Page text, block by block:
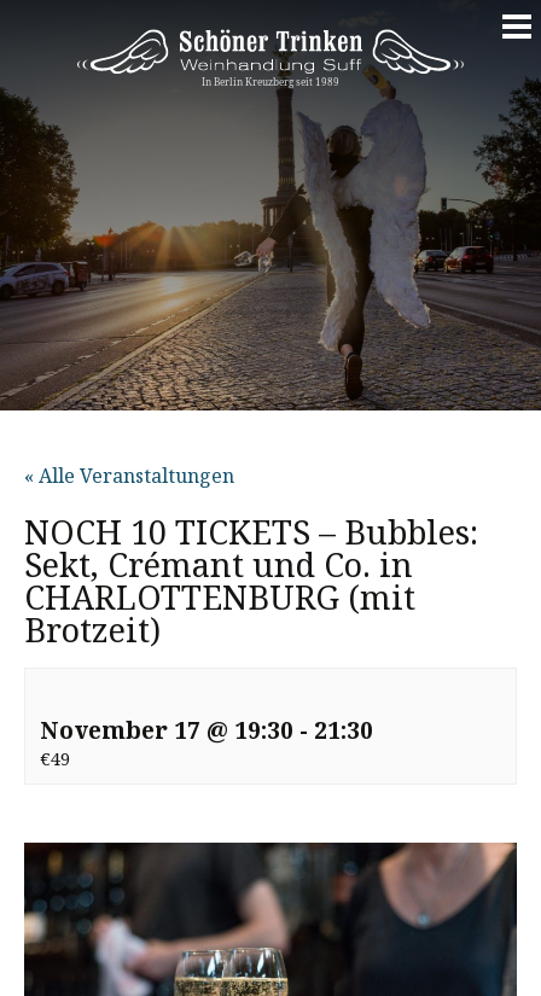
zum
Inhalt
« Alle Veranstaltungen
NOCH 10 TICKETS – Bubbles:
Sekt, Crémant und Co. in
CHARLOTTENBURG (mit
Brotzeit)
November 17 @ 19:30 - 21:30
€49